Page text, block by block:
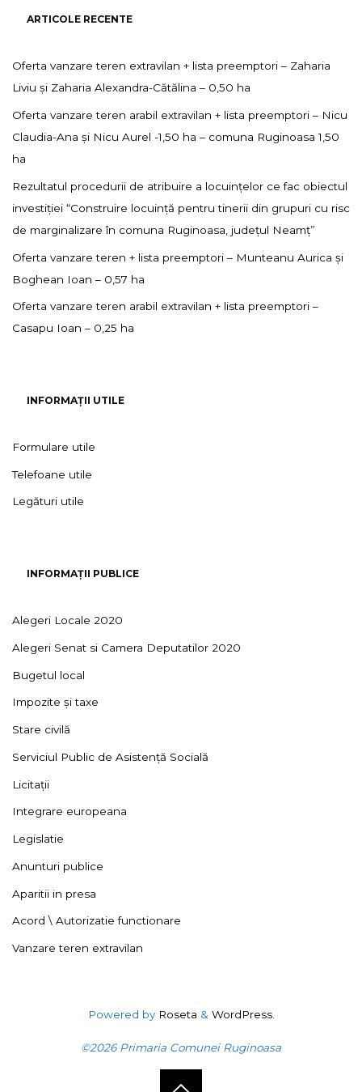
ARTICOLE RECENTE
Oferta vanzare teren extravilan + lista preemptori – Zaharia
Liviu și Zaharia Alexandra-Cătălina – 0,50 ha
Oferta vanzare teren arabil extravilan + lista preemptori – Nicu
Claudia-Ana și Nicu Aurel -1,50 ha – comuna Ruginoasa 1,50
ha
Rezultatul procedurii de atribuire a locuințelor ce fac obiectul
investiției “Construire locuință pentru tinerii din grupuri cu risc
de marginalizare în comuna Ruginoasa, județul Neamț”
Oferta vanzare teren + lista preemptori – Munteanu Aurica și
Boghean Ioan – 0,57 ha
Oferta vanzare teren arabil extravilan + lista preemptori –
Casapu Ioan – 0,25 ha
INFORMAȚII UTILE
Formulare utile
Telefoane utile
Legături utile
INFORMAȚII PUBLICE
Alegeri Locale 2020
Alegeri Senat si Camera Deputatilor 2020
Bugetul local
Impozite și taxe
Stare civilă
Serviciul Public de Asistență Socială
Licitații
Integrare europeana
Legislatie
Anunturi publice
Aparitii in presa
Acord \ Autorizatie functionare
Vanzare teren extravilan
Powered byRoseta & WordPress.
©2026 Primaria Comunei Ruginoasa